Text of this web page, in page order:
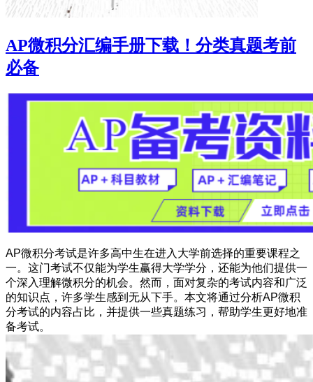
AP微积分汇编手册下载！分类真题考前
必备
AP微积分考试是许多高中生在进入大学前选择的重要课程之
一。这门考试不仅能为学生赢得大学学分，还能为他们提供一
个深入理解微积分的机会。然而，面对复杂的考试内容和广泛
的知识点，许多学生感到无从下手。本文将通过分析AP微积
分考试的内容占比，并提供一些真题练习，帮助学生更好地准
备考试。